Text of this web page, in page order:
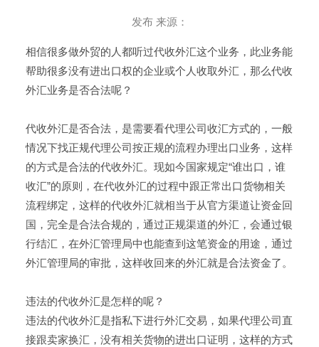
发布 来源：
相信很多做外贸的人都听过代收外汇这个业务，此业务能
帮助很多没有进出口权的企业或个人收取外汇，那么代收
外汇业务是否合法呢？
代收外汇是否合法，是需要看代理公司收汇方式的，一般
情况下找正规代理公司按正规的流程办理出口业务，这样
的方式是合法的代收外汇。现如今国家规定“谁出口，谁
收汇”的原则，在代收外汇的过程中跟正常出口货物相关
流程绑定，这样的代收外汇就相当于从官方渠道让资金回
国，完全是合法合规的，通过正规渠道的外汇，会通过银
行结汇，在外汇管理局中也能查到这笔资金的用途，通过
外汇管理局的审批，这样收回来的外汇就是合法资金了。
违法的代收外汇是怎样的呢？
违法的代收外汇是指私下进行外汇交易，如果代理公司直
接跟卖家换汇，没有相关货物的进出口证明，这样的方式